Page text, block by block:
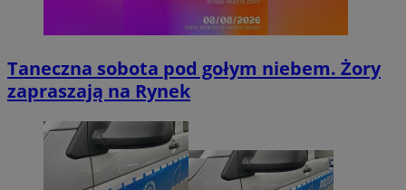
Taneczna sobota pod gołym niebem. Żory
zapraszają na Rynek